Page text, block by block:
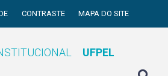
CONTRASTE MAPA DO SITE
UFPEL